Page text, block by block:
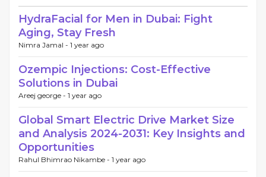
HydraFacial for Men in Dubai: Fight
Aging, Stay Fresh
Nimra Jamal - 1 year ago
Ozempic Injections: Cost-Effective
Solutions in Dubai
Areej george - 1 year ago
Global Smart Electric Drive Market Size
and Analysis 2024-2031: Key Insights and
Opportunities
Rahul Bhimrao Nikambe - 1 year ago